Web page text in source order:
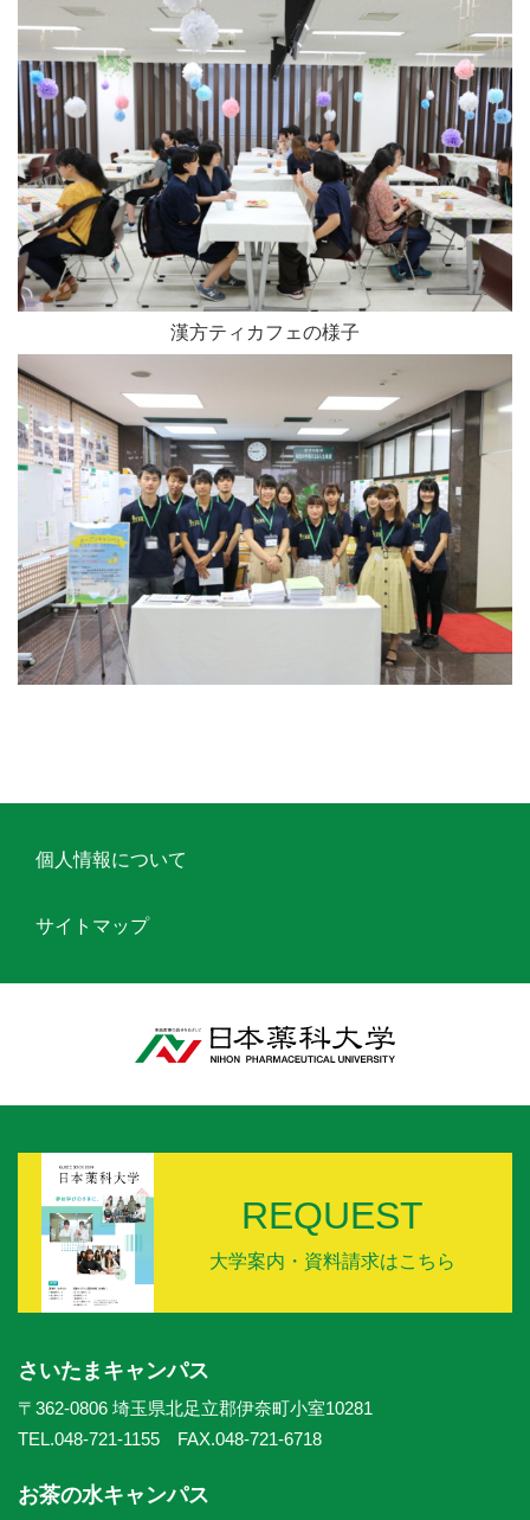
漢方ティカフェの様子
個人情報について
サイトマップ
REQUEST
大学案内・資料請求はこちら
さいたまキャンパス
〒362-0806 埼玉県北足立郡伊奈町小室10281
TEL.048-721-1155 FAX.048-721-6718
お茶の水キャンパス